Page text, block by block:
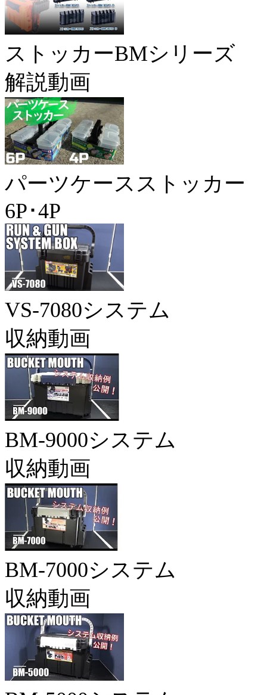
ストッカーBMシリーズ
解説動画
パーツケースストッカー
6P･4P
VS-7080システム
収納動画
BM-9000システム
収納動画
BM-7000システム
収納動画